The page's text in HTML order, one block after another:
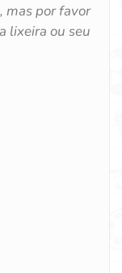
mas por favor
lixeira ou seu